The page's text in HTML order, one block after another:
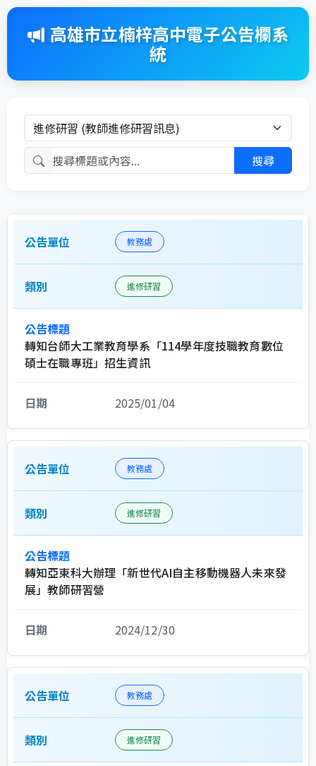
高雄市立楠梓高中電子公告欄系
統
搜尋標題或內容
公告列表 - 顯示公告單位、類別、標題和日期
教務處
進修研習
轉知台師大工業教育學系「114學年度技職教育數位
碩士在職專班」招生資訊
2025/01/04
教務處
進修研習
轉知亞東科大辦理「新世代AI自主移動機器人未來發
展」教師研習營
2024/12/30
教務處
進修研習